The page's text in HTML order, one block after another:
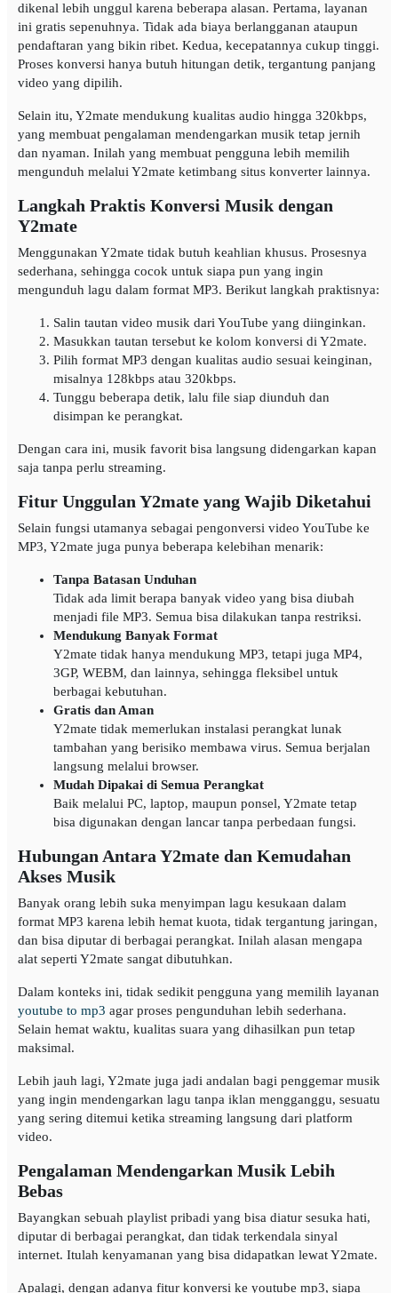
dikenal lebih unggul karena beberapa alasan. Pertama, layanan
ini gratis sepenuhnya. Tidak ada biaya berlangganan ataupun
pendaftaran yang bikin ribet. Kedua, kecepatannya cukup tinggi.
Proses konversi hanya butuh hitungan detik, tergantung panjang
video yang dipilih.
Selain itu, Y2mate mendukung kualitas audio hingga 320kbps,
yang membuat pengalaman mendengarkan musik tetap jernih
dan nyaman. Inilah yang membuat pengguna lebih memilih
mengunduh melalui Y2mate ketimbang situs konverter lainnya.
Langkah Praktis Konversi Musik dengan
Y2mate
Menggunakan Y2mate tidak butuh keahlian khusus. Prosesnya
sederhana, sehingga cocok untuk siapa pun yang ingin
mengunduh lagu dalam format MP3. Berikut langkah praktisnya:
Salin tautan video musik dari YouTube yang diinginkan.
Masukkan tautan tersebut ke kolom konversi di Y2mate.
Pilih format MP3 dengan kualitas audio sesuai keinginan,
misalnya 128kbps atau 320kbps.
Tunggu beberapa detik, lalu file siap diunduh dan
disimpan ke perangkat.
Dengan cara ini, musik favorit bisa langsung didengarkan kapan
saja tanpa perlu streaming.
Fitur Unggulan Y2mate yang Wajib Diketahui
Selain fungsi utamanya sebagai pengonversi video YouTube ke
MP3, Y2mate juga punya beberapa kelebihan menarik:
Tanpa Batasan Unduhan
Tidak ada limit berapa banyak video yang bisa diubah
menjadi file MP3. Semua bisa dilakukan tanpa restriksi.
Mendukung Banyak Format
Y2mate tidak hanya mendukung MP3, tetapi juga MP4,
3GP, WEBM, dan lainnya, sehingga fleksibel untuk
berbagai kebutuhan.
Gratis dan Aman
Y2mate tidak memerlukan instalasi perangkat lunak
tambahan yang berisiko membawa virus. Semua berjalan
langsung melalui browser.
Mudah Dipakai di Semua Perangkat
Baik melalui PC, laptop, maupun ponsel, Y2mate tetap
bisa digunakan dengan lancar tanpa perbedaan fungsi.
Hubungan Antara Y2mate dan Kemudahan
Akses Musik
Banyak orang lebih suka menyimpan lagu kesukaan dalam
format MP3 karena lebih hemat kuota, tidak tergantung jaringan,
dan bisa diputar di berbagai perangkat. Inilah alasan mengapa
alat seperti Y2mate sangat dibutuhkan.
Dalam konteks ini, tidak sedikit pengguna yang memilih layanan
youtube to mp3 agar proses pengunduhan lebih sederhana.
Selain hemat waktu, kualitas suara yang dihasilkan pun tetap
maksimal.
Lebih jauh lagi, Y2mate juga jadi andalan bagi penggemar musik
yang ingin mendengarkan lagu tanpa iklan mengganggu, sesuatu
yang sering ditemui ketika streaming langsung dari platform
video.
Pengalaman Mendengarkan Musik Lebih
Bebas
Bayangkan sebuah playlist pribadi yang bisa diatur sesuka hati,
diputar di berbagai perangkat, dan tidak terkendala sinyal
internet. Itulah kenyamanan yang bisa didapatkan lewat Y2mate.
Apalagi, dengan adanya fitur konversi ke youtube mp3, siapa